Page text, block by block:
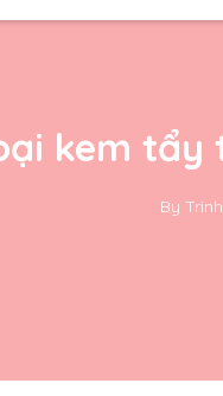
kem
By